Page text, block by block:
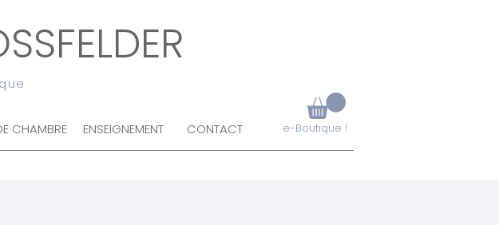
CHAMBRE ENSEIGNEMENT CONTACT e-Boutique !